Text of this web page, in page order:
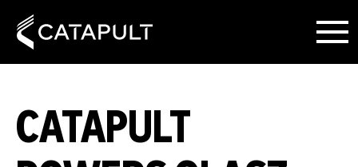
CATAPULT